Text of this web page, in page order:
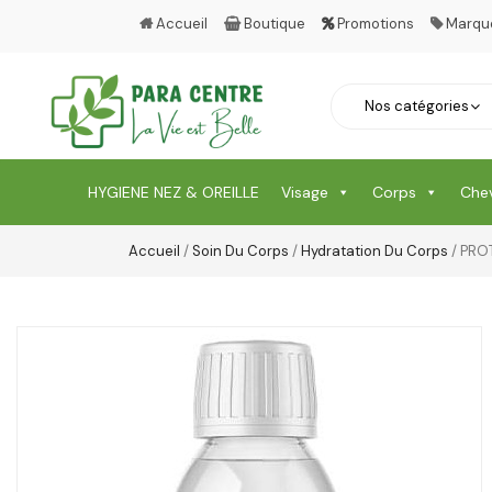
Accueil Boutique Promotions
HYGIENE NEZ & OREILLE Visage Corps
Accueil /Soin Du Corps /Hydratation Du Corps /